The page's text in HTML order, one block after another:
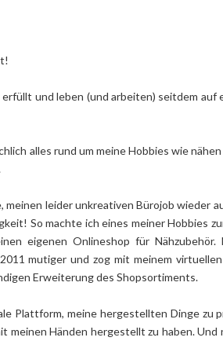
und leben (und arbeiten) seitdem auf
alles rund um meine Hobbies wie
leider unkreativen Bürojob wieder
So machte ich eines meiner Hobbies
eigenen Onlineshop für Nähzubehör.
mutiger und zog mit meinem
Erweiterung des Shopsortiments.
Plattform, meine hergestellten Dinge zu
meinen Händen hergestellt zu haben.